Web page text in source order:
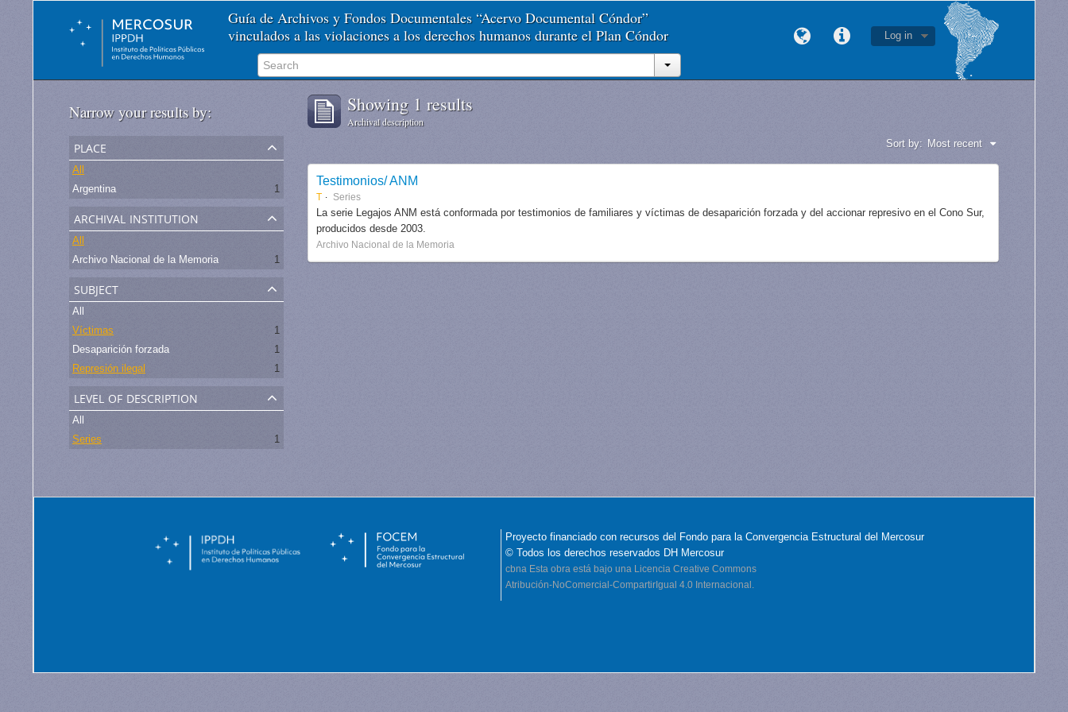
Guía de Archivos y Fondos Documentales “Acervo Documental Cóndor”
vinculados a las violaciones a los derechos humanos durante el Plan Cóndor
Log in
Narrow your results by:
place
All
Argentina
1
archival institution
All
Archivo Nacional de la Memoria
1
subject
All
Víctimas
1
Desaparición forzada
1
Represión ilegal
1
level of description
All
Series
1
Showing 1 results
Archival description
Sort by: Most recent
Testimonios/ ANM
T Series
La serie Legajos ANM está conformada por testimonios de familiares y víctimas de desaparición forzada y del accionar represivo en el Cono Sur,
producidos desde 2003.
Archivo Nacional de la Memoria
Proyecto financiado con recursos del Fondo para la Convergencia Estructural del Mercosur
© Todos los derechos reservados DH Mercosur
cbna Esta obra está bajo una Licencia Creative Commons
Atribución-NoComercial-CompartirIgual 4.0 Internacional.